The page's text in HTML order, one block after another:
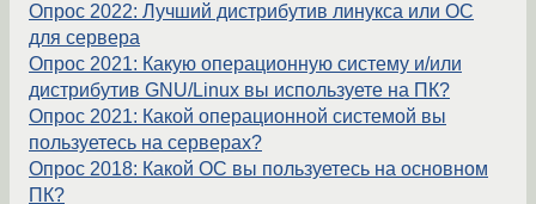
Опрос 2022: Лучший дистрибутив линукса или ОС
для сервера
Опрос 2021: Какую операционную систему и/или
дистрибутив GNU/Linux вы используете на ПК?
Опрос 2021: Какой операционной системой вы
пользуетесь на серверах?
Опрос 2018: Какой ОС вы пользуетесь на основном
ПК?